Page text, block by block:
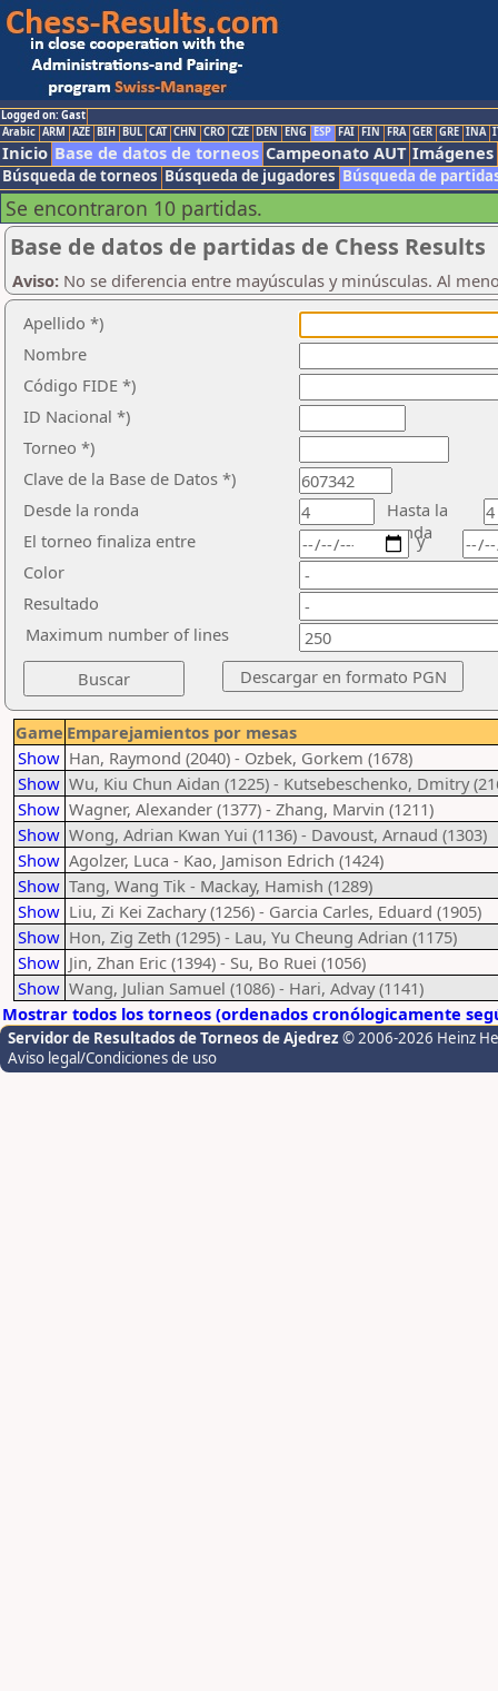
Logged on: Gast
Arabic ARM AZE BIH BUL CAT CHN CRO CZE DEN ENG ESP FAI FIN FRA GER GRE INA
Inicio Base de datos de torneos Campeonato AUT Imágenes
Búsqueda de torneos Búsqueda de jugadores Búsqueda de
Se encontraron 10 partidas.
Base de datos de partidas de Chess Results
Aviso: No se diferencia entre mayúsculas y minúsculas. Al
Apellido *)
Nombre
Código FIDE *)
ID Nacional *)
Torneo *)
Clave de la Base de Datos *)
Desde la ronda
Hasta la
ronda
El torneo finaliza entre
Color
Resultado
y
Maximum number of lines
Game Emparejamientos por mesas
Show Han, Raymond (2040) - Ozbek, Gorkem (1678)
Show Wu, Kiu Chun Aidan (1225) - Kutsebeschenko, Dmitry
Show Wagner, Alexander (1377) - Zhang, Marvin (1211)
Show Wong, Adrian Kwan Yui (1136) - Davoust, Arnaud (1303)
Show Agolzer, Luca - Kao, Jamison Edrich (1424)
Show Tang, Wang Tik - Mackay, Hamish (1289)
Show Liu, Zi Kei Zachary (1256) - Garcia Carles, Eduard (1905)
Show Hon, Zig Zeth (1295) - Lau, Yu Cheung Adrian (1175)
Show Jin, Zhan Eric (1394) - Su, Bo Ruei (1056)
Show Wang, Julian Samuel (1086) - Hari, Advay (1141)
Mostrar todos los torneos (ordenados cronólogicamente
Servidor de Resultados de Torneos de Ajedrez © 2006-2026 Heinz
Aviso legal/Condiciones de uso